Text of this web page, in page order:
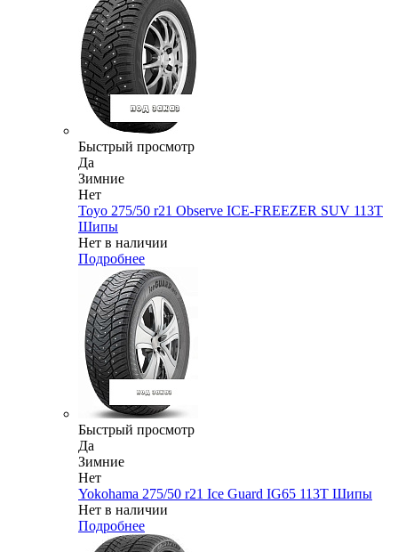
Быстрый просмотр
Да
Зимние
Нет
Toyo 275/50 r21 Observe ICE-FREEZER SUV 113T
Шипы
Нет в наличии
Подробнее
Быстрый просмотр
Да
Зимние
Нет
Yokohama 275/50 r21 Ice Guard IG65 113T Шипы
Нет в наличии
Подробнее